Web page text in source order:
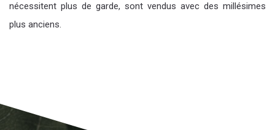
nécessitent plus de garde, sont vendus avec des millésimes
plus anciens.